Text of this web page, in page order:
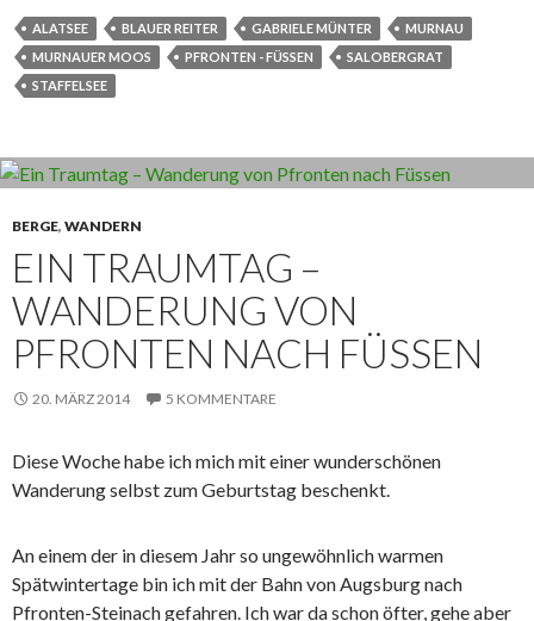
ALATSEE BLAUER REITER GABRIELE MÜNTER
MURNAU
MURNAUER MOOS
PFRONTEN - FÜSSEN
SALOBERGRAT
STAFFELSEE
BERGE, WANDERN
EIN TRAUMTAG –
WANDERUNG VON
PFRONTEN NACH FÜSSEN
20. MÄRZ 2014 5 KOMMENTARE
Diese Woche habe ich mich mit einer wunderschönen
Wanderung selbst zum Geburtstag beschenkt.
An einem der in diesem Jahr so ungewöhnlich warmen
Spätwintertage bin ich mit der Bahn von Augsburg nach
Pfronten-Steinach gefahren. Ich war da schon öfter, gehe aber